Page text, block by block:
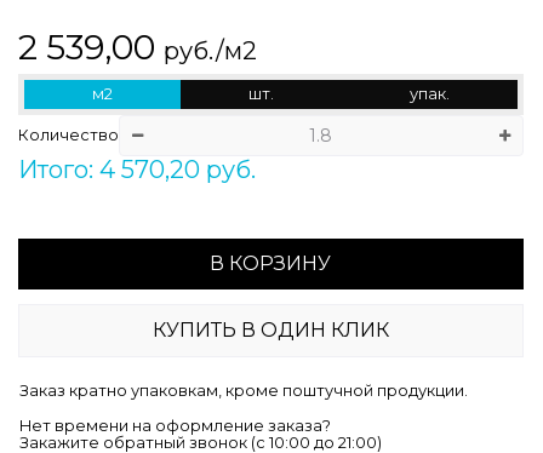
2 539,00 руб./м2
м2 шт. упак.
Количество
Итого: 4 570,20 руб.
В КОРЗИНУ
КУПИТЬ В ОДИН КЛИК
Заказ кратно упаковкам, кроме поштучной продукции.
Нет времени на оформление заказа?
Закажите обратный звонок (c 10:00 до 21:00)